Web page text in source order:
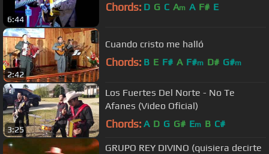
6:44
Chords: D G C Am A F# E
2:42
Cuando cristo me halló
Chords: B E F# A F#m D# G#m
3:25
Los Fuertes Del Norte - No Te
Afanes (Video Oficial)
Chords: A D G G# Em B C#
GRUPO REY DIVINO (quisiera decirte